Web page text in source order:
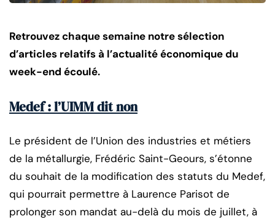
Retrouvez chaque semaine notre sélection
d’articles relatifs à l’actualité économique du
week-end écoulé.
Medef : l’UIMM dit non
Le président de l’Union des industries et métiers
de la métallurgie, Frédéric Saint-Geours, s’étonne
du souhait de la modification des statuts du Medef,
qui pourrait permettre à Laurence Parisot de
prolonger son mandat au-delà du mois de juillet, à